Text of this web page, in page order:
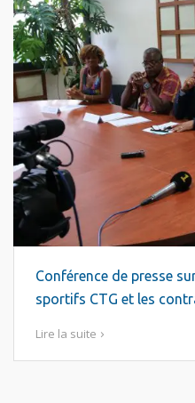
Conférence de presse
sportifs CTG et les
Lire la suite